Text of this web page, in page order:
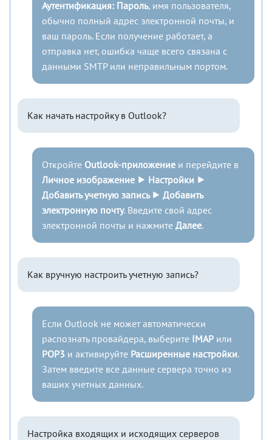
Аутентификация: Пароль, имя пользователя,
обычно полный адрес электронной почты, и
ваш пароль. Если получение работает, а
отправка нет, ошибка чаще всего связана с
данными SMTP или неправильным портом.
Как начать настройку в Outlook?
Откройте Outlook-приложение и перейдите в
Личное изображение ⯈ Настройки ⯈
Добавить учетную запись ⯈ Добавить
электронную почту. Введите свой адрес
электронной почты и нажмите Далее.
Как вручную настроить учетную запись?
Если Outlook не может автоматически
распознать провайдера, выберите IMAP или
POP3 и активируйте Расширенные настройки.
Затем введите все данные сервера точно из
ваших учетных данных.
Настройка входящих и исходящих серверов